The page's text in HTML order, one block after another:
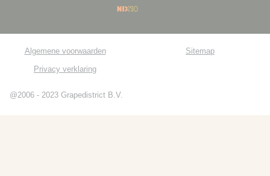
Algemene voorwaarden
Privacy verklaring
Sitemap
@2006 - 2023 Grapedistrict B.V.